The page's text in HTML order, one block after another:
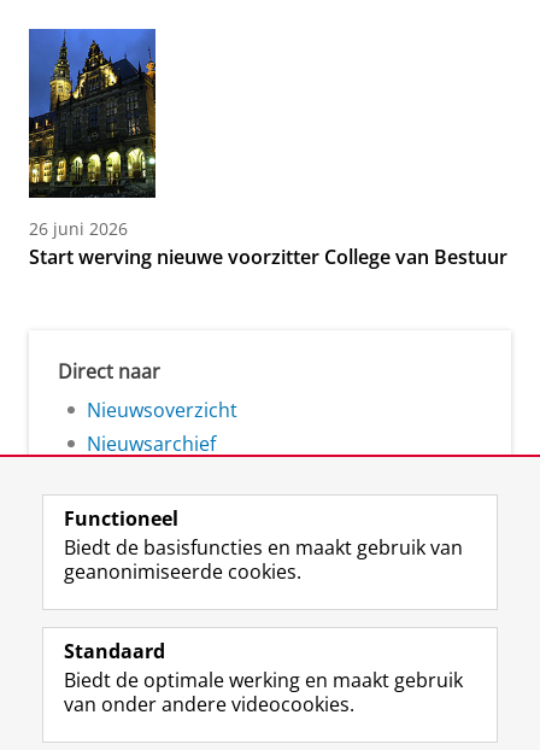
26 juni 2026
Start werving nieuwe voorzitter College van Bestuur
Direct naar
Nieuwsoverzicht
Nieuwsarchief
Volg de RUG
F
a
e
b
L
i
k
e
R
S
-
f
I
n
t
Y
o
T
Studiekiezers
Functioneel
Biedt de basisfuncties en maakt gebruik van
geanonimiseerde cookies.
Standaard
Biedt de optimale werking en maakt gebruik
van onder andere videocookies.